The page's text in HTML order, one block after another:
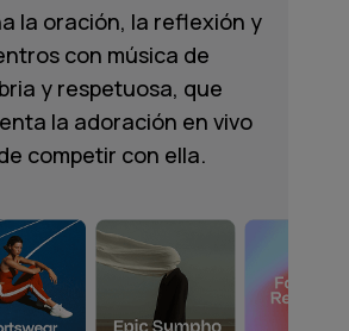
la oración, la reflexión y
con música de
y respetuosa, que
la adoración en vivo
competir con ella.